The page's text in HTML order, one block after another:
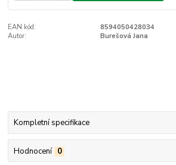
EAN kód:
8594050428034
Autor:
Burešová Jana
Kompletní specifikace
Hodnocení 0